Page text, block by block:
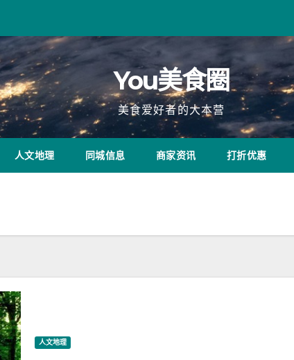
You美食圈
美食爱好者的大本营
人文地理 同城信息 商家资讯 打折优惠
人文地理